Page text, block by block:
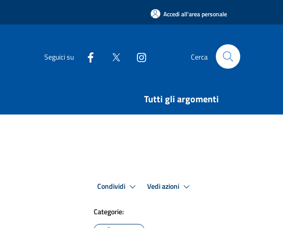
Accedi all'area personale
Seguici su Cerca
Tutti gli argomenti
Condividi Vedi azioni
Categorie: